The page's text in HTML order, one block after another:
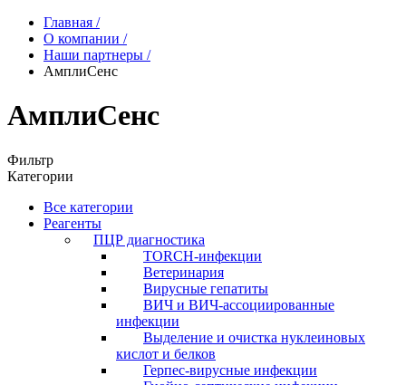
Главная /
О компании /
Наши партнеры /
АмплиСенс
АмплиСенс
Фильтр
Категории
Все категории
Реагенты
ПЦР диагностика
TORCH-инфекции
Ветеринария
Вирусные гепатиты
ВИЧ и ВИЧ-ассоциированные
инфекции
Выделение и очистка нуклеиновых
кислот и белков
Герпес-вирусные инфекции